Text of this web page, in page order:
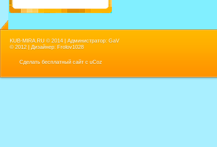
KUB-MIRA.RU © 2014 | Администратор: GaV
© 2012 | Дизайнер: Frolov1028
Сделать бесплатный сайт с uCoz